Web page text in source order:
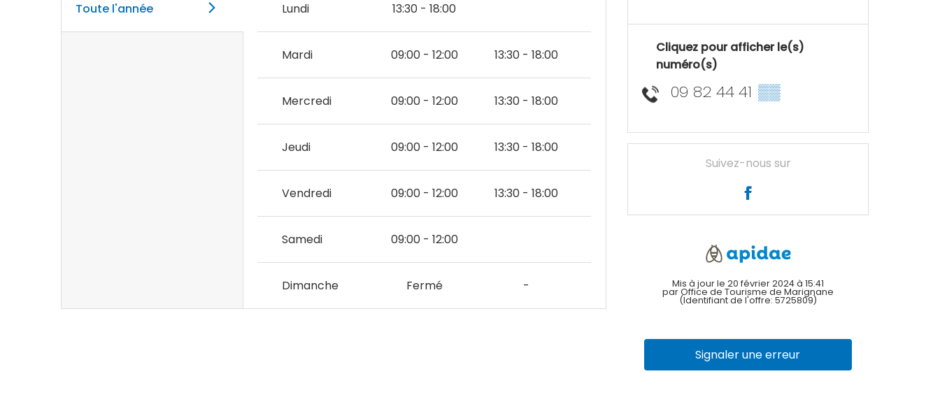
Toute l'année Lundi 13:30 - 18:00
Mardi 09:00 - 12:00 13:30 - 18:00
Mercredi 09:00 - 12:00 13:30 - 18:00
Jeudi 09:00 - 12:00 13:30 - 18:00
Vendredi 09:00 - 12:00 13:30 - 18:00
Samedi 09:00 - 12:00
Dimanche Fermé -
Cliquez pour afficher le(s)
numéro(s)
09 82 44 41 ▒▒
Suivez-nous sur
Mis à jour le 20 février 2024 à 15:41
par Office de Tourisme de Marignane
(Identifiant de l'offre: 5725809)
Signaler une erreur